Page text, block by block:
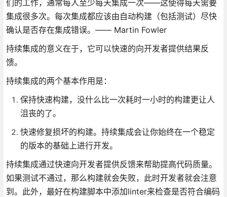
们的工作，通常每人至少每天集成一次——这使得每天需要
集成很多次。每次集成都应该由自动构建（包括测试）尽快
确认是否存在集成错误。—— Martin Fowler
持续集成的意义在于，它可以快速的向开发者提供结果反
馈。
持续集成的两个基本作用是：
保持快速构建，没什么比一次耗时一小时的构建更让人
沮丧的了。
快速修复损坏的构建。持续集成会让你始终在一个稳定
的版本的基础上进行开发。
持续集成通过快速向开发者提供反馈来帮助提高代码质量。
如果测试不通过，那么构建就会失败，此时开发者就会注意
到。此外，最好在构建脚本中添加linter来检查是否符合编码